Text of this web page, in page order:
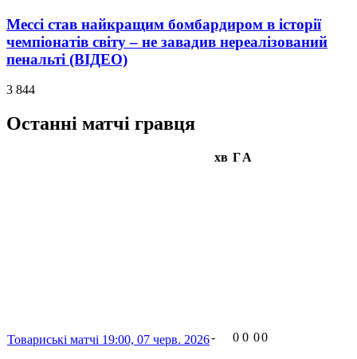
Мессі став найкращим бомбардиром в історії
чемпіонатів світу – не завадив нереалізований
пенальті (ВІДЕО)
3 844
Останні матчі гравця
хв ГА
Товариські матчі 19:00, 07 черв. 2026- 0 0 00